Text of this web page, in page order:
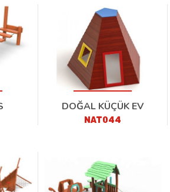
DOĞAL KÜÇÜK EV
NAT044